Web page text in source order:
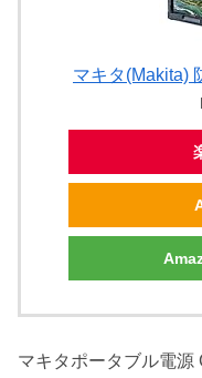
マキタ(Makita)
マキタポータブル電源